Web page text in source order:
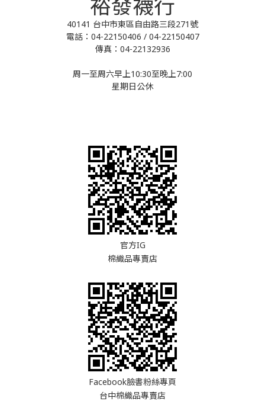
40141 台中市東區自由路三段271號
電話：04-22150406 / 04-22150407
傳真：04-22132936
周一至周六早上10:30至晚上7:00
星期日公休
官方IG
棉織品專賣店
Facebook臉書粉絲專頁
台中棉織品專賣店